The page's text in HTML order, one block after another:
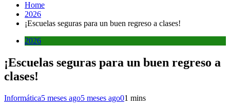
Home
2026
¡Escuelas seguras para un buen regreso a clases!
2026
¡Escuelas seguras para un buen regreso a
clases!
Informática5 meses ago5 meses ago01 mins